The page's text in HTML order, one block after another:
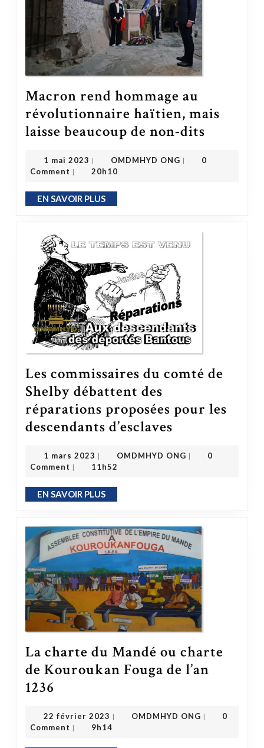
Macron rend hommage au
révolutionnaire haïtien, mais
laisse beaucoup de non-dits
1 mai 2023 1 mai 2023
| OMDMHYD ONG |
0
Comment | 20h10
EN SAVOIR PLUSEN SAVOIR PLUS
Les commissaires du comté de
Shelby débattent des
réparations proposées pour les
descendants d’esclaves
1 mars 2023 | OMDMHYD ONG |
0
Comment | 11h52
EN SAVOIR PLUSEN SAVOIR PLUS
La charte du Mandé ou charte
de Kouroukan Fouga de l’an
1236
22 février 2023 | OMDMHYD ONG |
0
Comment | 9h14